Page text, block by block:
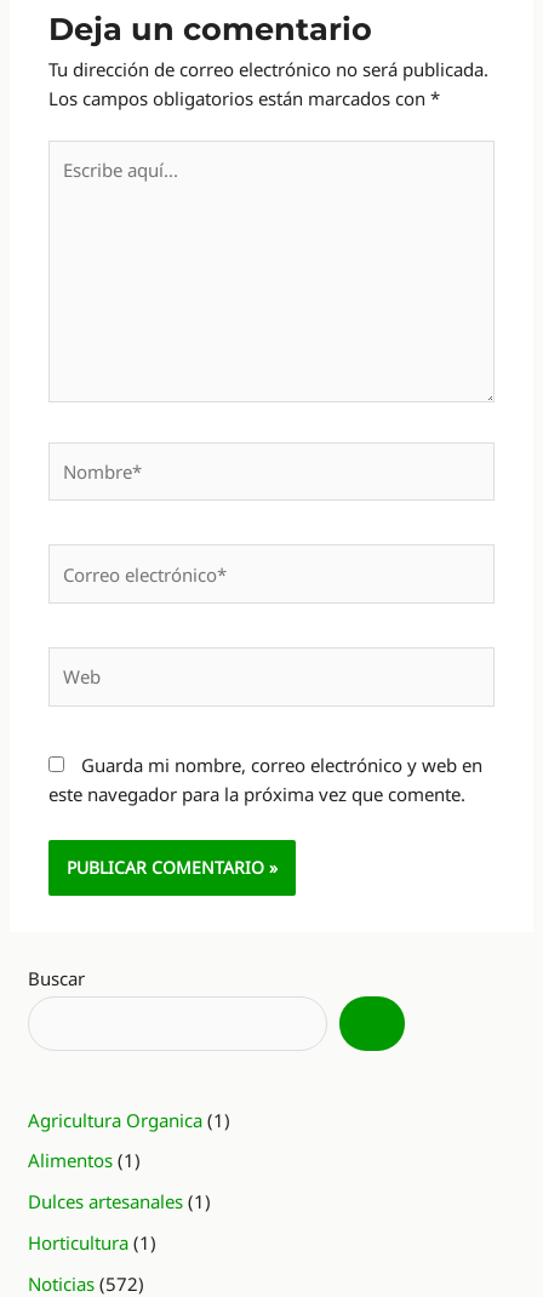
Deja un comentario
Tu dirección de correo electrónico no será publicada.
Los campos obligatorios están marcados con*
aquí...
electrónico*
Guarda mi nombre, correo electrónico y web en
este navegador para la próxima vez que comente.
Buscar
Agricultura Organica (1)
Alimentos (1)
Dulces artesanales (1)
Horticultura (1)
Noticias (572)